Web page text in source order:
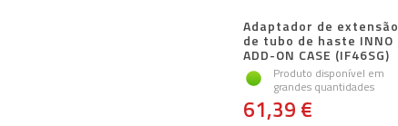
Adaptador de extensão
de tubo de haste INNO
ADD-ON CASE (IF46SG)
Produto disponível em
grandes quantidades
61,39 €